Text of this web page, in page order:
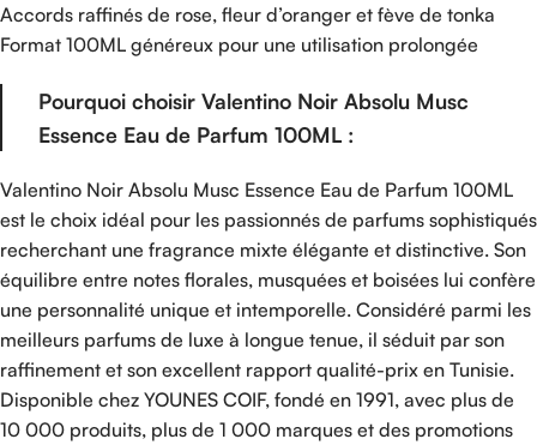
Accords raffinés de rose, fleur d’oranger et fève de tonka
Format 100ML généreux pour une utilisation prolongée
Pourquoi choisir Valentino Noir Absolu Musc
Essence Eau de Parfum 100ML :
Valentino Noir Absolu Musc Essence Eau de Parfum 100ML
est le choix idéal pour les passionnés de parfums sophistiqués
recherchant une fragrance mixte élégante et distinctive. Son
équilibre entre notes florales, musquées et boisées lui confère
une personnalité unique et intemporelle. Considéré parmi les
meilleurs parfums de luxe à longue tenue, il séduit par son
raffinement et son excellent rapport qualité-prix en Tunisie.
Disponible chez YOUNES COIF, fondé en 1991, avec plus de
10 000 produits, plus de 1 000 marques et des promotions